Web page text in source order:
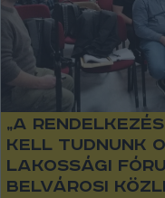
„A
kell tudnunk
lakossági
belvárosi